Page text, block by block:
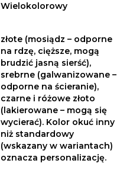
Wielokolorowy
złote (mosiądz – odporne
na rdzę, cięższe, mogą
brudzić jasną sierść),
srebrne (galwanizowane –
odporne na ścieranie),
czarne i różowe złoto
(lakierowane – mogą się
wycierać). Kolor okuć inny
niż standardowy
(wskazany w wariantach)
oznacza personalizację.